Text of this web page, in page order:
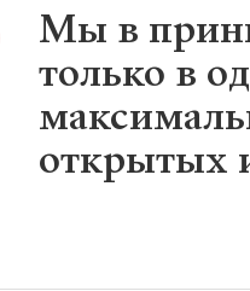
Мы в
только в
открытых